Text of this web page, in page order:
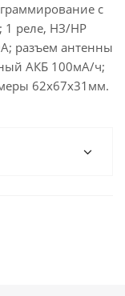
с
1 реле, НЗ/НР
разъем антенны
АКБ 100мА/ч;
62х67х31мм.